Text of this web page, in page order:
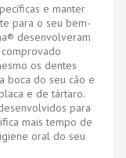
e manter
para o seu bem-
desenvolveram
comprovado
os dentes
boca do seu cão e
e de tártaro.
para
mais tempo de
oral do seu